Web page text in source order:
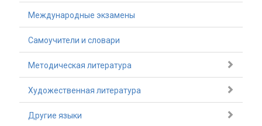
Международные экзамены
Самоучители и словари
Методическая литература
Художественная литература
Другие языки